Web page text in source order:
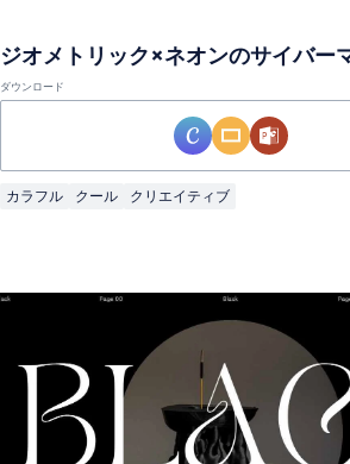
ダウンロード
カラフル クール クリエイティブ